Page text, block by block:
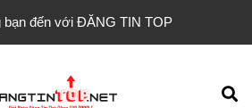
bạn đến với ĐĂNG TIN TOP